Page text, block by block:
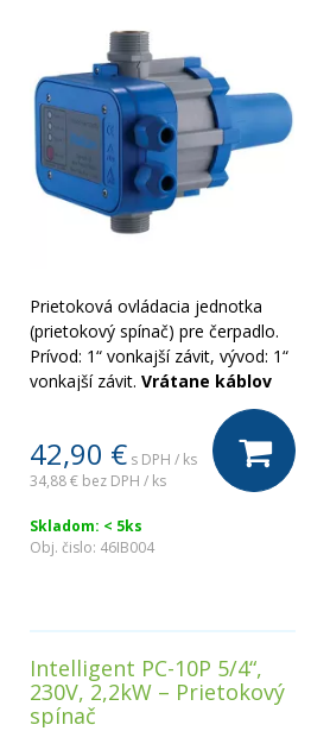
Prietoková ovládacia jednotka
(prietokový spínač) pre čerpadlo.
Prívod: 1“ vonkajší závit, vývod: 1“
vonkajší závit.Vrátane káblov
42,90 € s DPH / ks
34,88 € bez DPH / ks
Skladom: < 5ks
Obj. čislo: 46IB004
Intelligent PC-10P 5/4“,
230V, 2,2kW – Prietokový
spínač